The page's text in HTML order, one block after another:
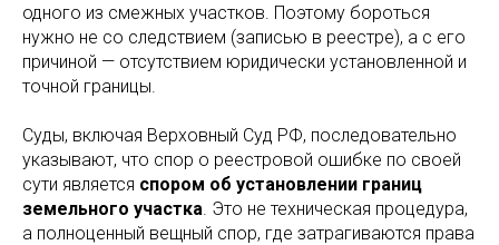
одного из смежных участков. Поэтому бороться
нужно не со следствием (записью в реестре), а с его
причиной — отсутствием юридически установленной и
точной границы.
Суды, включая Верховный Суд РФ, последовательно
указывают, что спор о реестровой ошибке по своей
сути является спором об установлении границ
земельного участка. Это не техническая процедура,
а полноценный вещный спор, где затрагиваются права